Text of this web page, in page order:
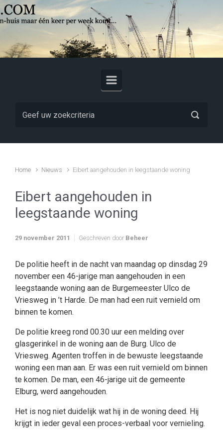
Skip to main content
Home Nieuws Eibert aangehouden in leegstaande woning
Eibert aangehouden in
leegstaande woning
29 november 2011 Geschreven door Beheer
De politie heeft in de nacht van maandag op dinsdag 29
november een 46-jarige man aangehouden in een
leegstaande woning aan de Burgemeester Ulco de
Vriesweg in ’t Harde. De man had een ruit vernield om
binnen te komen.
De politie kreeg rond 00.30 uur een melding over
glasgerinkel in de woning aan de Burg. Ulco de
Vriesweg. Agenten troffen in de bewuste leegstaande
woning een man aan. Er was een ruit vernield om binnen
te komen. De man, een 46-jarige uit de gemeente
Elburg, werd aangehouden.
Het is nog niet duidelijk wat hij in de woning deed. Hij
krijgt in ieder geval een proces-verbaal voor vernieling.